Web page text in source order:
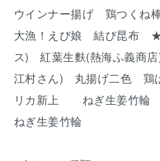
ウインナー揚げ 鶏つく
大漁！えび娘 結び昆布 ★
ス) 紅葉生麩(熱海ふ義商
江村さん) 丸揚げ二色
リカ新上 ねぎ生姜
ねぎ生姜竹輪